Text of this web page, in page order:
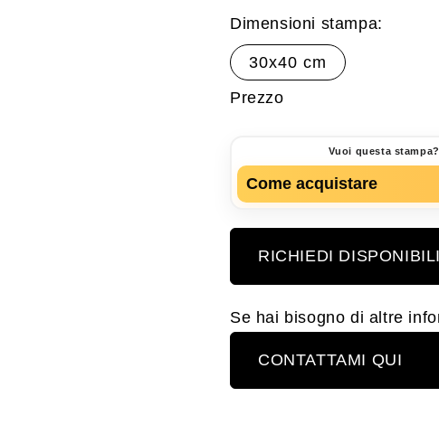
Dimensioni stampa:
30x40 cm
Prezzo
Vuoi questa
Come acquistare
Questa stampa è disponibile
Per verificarne la disponibilità
💬WhatsApp: +39 331
RICHIEDI
Se hai bisogno di altre
CONTATTAMI QUI